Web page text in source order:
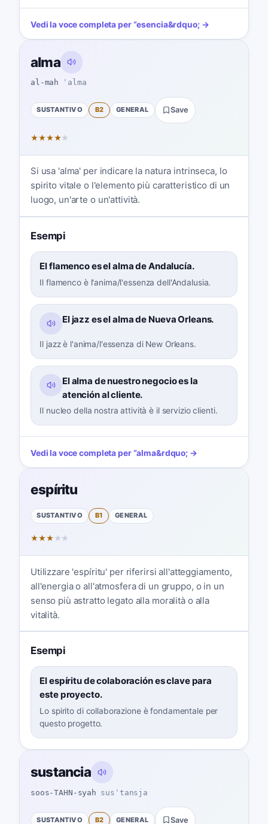
Vedi la voce completa per“esencia&rdquo; →
alma
al-mah ˈalma
SUSTANTIVO B2 GENERAL Save
★★★★★
Si usa 'alma' per indicare la natura intrinseca, lo
spirito vitale o l'elemento più caratteristico di un
luogo, un'arte o un'attività.
Esempi
El flamenco es el alma de Andalucía.
Il flamenco è l'anima/l'essenza dell'Andalusia.
El jazz es el alma de Nueva Orleans.
Il jazz è l'anima/l'essenza di New Orleans.
El alma de nuestro negocio es la
atención al cliente.
Il nucleo della nostra attività è il servizio clienti.
Vedi la voce completa per“alma&rdquo; →
espíritu
SUSTANTIVO B1 GENERAL
★★★ ★ ★
Utilizzare 'espíritu' per riferirsi all'atteggiamento,
all'energia o all'atmosfera di un gruppo, o in un
senso più astratto legato alla moralità o alla
vitalità.
Esempi
El espíritu de colaboración es clave para
este proyecto.
Lo spirito di collaborazione è fondamentale per
questo progetto.
sustancia
soos-TAHN-syah susˈtansja
SUSTANTIVO B2 GENERAL Save